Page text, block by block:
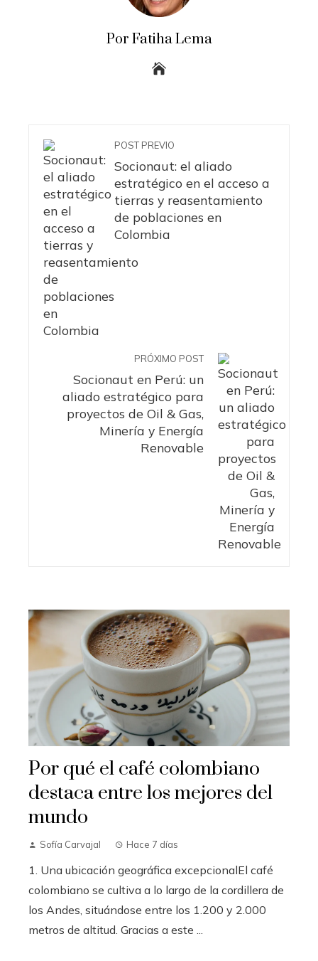
Por Fatiha Lema
POST PREVIO
Socionaut: el aliado
estratégico en el acceso a
tierras y reasentamiento
de poblaciones en
Colombia
PRÓXIMO POST
Socionaut en Perú: un
aliado estratégico para
proyectos de Oil & Gas,
Minería y Energía
Renovable
Por qué el café colombiano
destaca entre los mejores del
mundo
Sofía Carvajal Hace 7 días
1. Una ubicación geográfica excepcionalEl café
colombiano se cultiva a lo largo de la cordillera de
los Andes, situándose entre los 1.200 y 2.000
metros de altitud. Gracias a este ...